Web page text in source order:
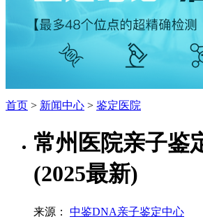
首页 > 新闻中心 > 鉴定医院
常州医院亲子鉴
(2025最新)
来源：
中鉴DNA亲子鉴定中心